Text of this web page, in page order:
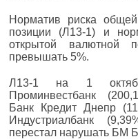
Норматив риска
позиции (Л13-1) и
открытой валютной
превышать 5%.
Л13-1 на 1
Проминвестбанк
Банк Кредит Днепр
Индустриалбанк
перестал нарушать БМ